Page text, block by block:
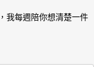
我每週陪你想清楚一件